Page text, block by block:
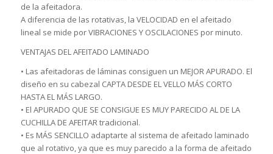
de la afeitadora.
A diferencia de las rotativas, la VELOCIDAD en el afeitado
lineal se mide por VIBRACIONES Y OSCILACIONES por minuto.
VENTAJAS DEL AFEITADO LAMINADO
• Las afeitadoras de láminas consiguen un MEJOR APURADO. El
diseño en su cabezal CAPTA DESDE EL VELLO MÁS CORTO
HASTA EL MÁS LARGO.
• El APURADO QUE SE CONSIGUE ES MUY PARECIDO AL DE LA
CUCHILLA DE AFEITAR tradicional.
• Es MÁS SENCILLO adaptarte al sistema de afeitado laminado
que al rotativo, ya que es muy parecido a la forma de afeitado